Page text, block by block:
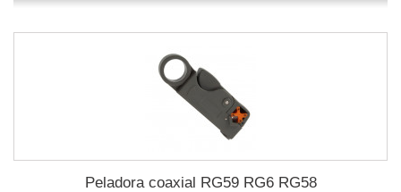
Peladora coaxial RG59 RG6 RG58